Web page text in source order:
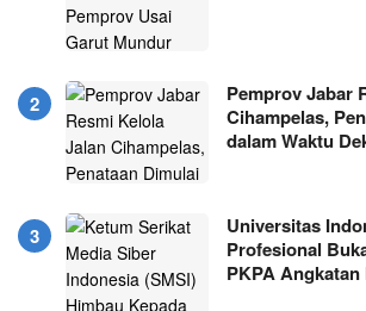
Pemprov Jabar
Cihampelas,
dalam Waktu
Universitas
Profesional
PKPA